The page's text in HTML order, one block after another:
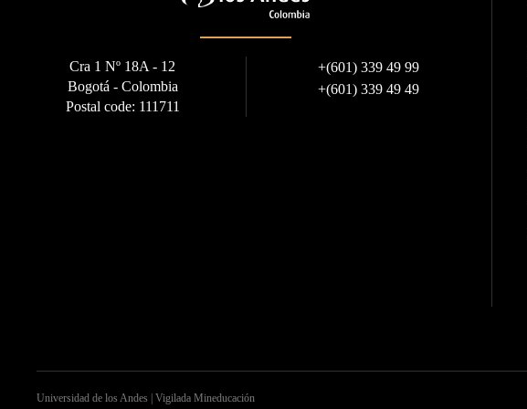
Cra 1 Nº 18A - 12
Bogotá - Colombia
Postal code: 111711
+(601) 339 49 99
+(601) 339 49 49
Universidad de los Andes | Vigilada Mineducación